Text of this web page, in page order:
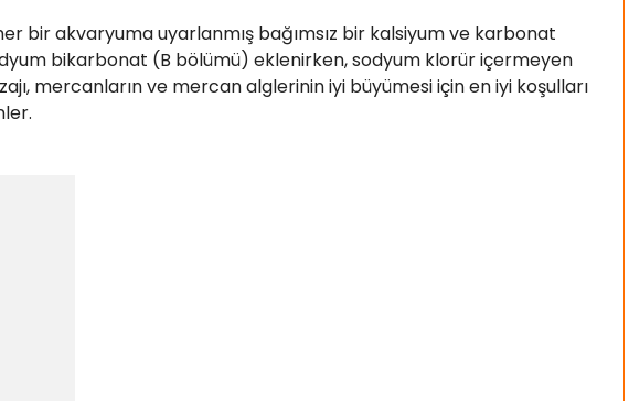
bir akvaryuma uyarlanmış bağımsız bir kalsiyum ve karbonat
bikarbonat (B bölümü) eklenirken, sodyum klorür içermeyen
mercanların ve mercan alglerinin iyi büyümesi için en iyi koşulları